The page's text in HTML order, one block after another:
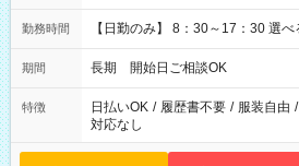
勤務時間 【日勤のみ】 8：30～17：30 選べ
期間 長期 開始日ご相談OK
特徴 日払いOK / 履歴書不要 / 服装自由 /
対応なし